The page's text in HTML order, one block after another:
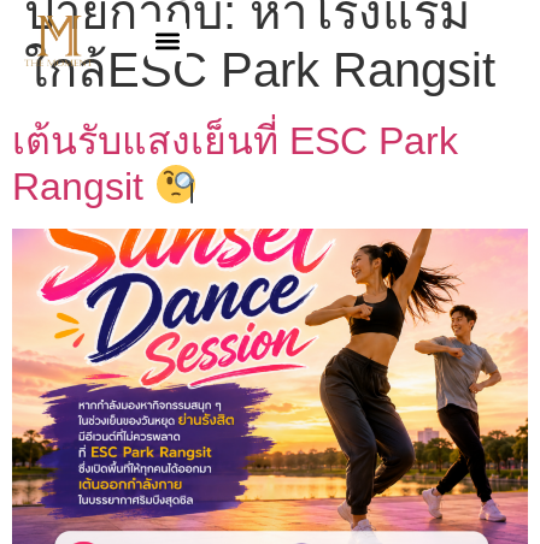
ป้ายกำกับ: หาโรงแรม
ใกล้ESC Park Rangsit
เต้นรับแสงเย็นที่ ESC Park
Rangsit